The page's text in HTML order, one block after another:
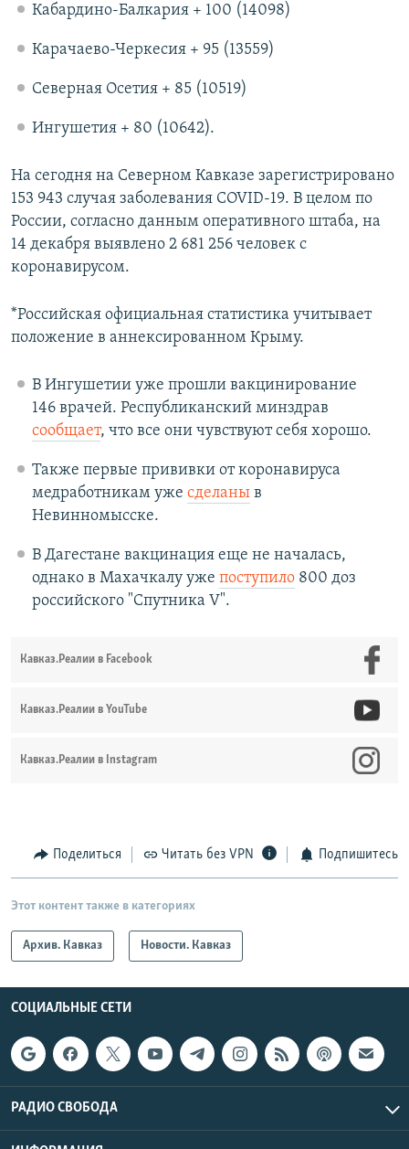
Кабардино-Балкария + 100 (14098)
Карачаево-Черкесия + 95 (13559)
Северная Осетия + 85 (10519)
Ингушетия + 80 (10642).
На сегодня на Северном Кавказе зарегистрировано
153 943 случая заболевания COVID-19. В целом по
России, согласно данным оперативного штаба, на
14 декабря выявлено 2 681 256 человек с
коронавирусом.
*Российская официальная статистика учитывает
положение в аннексированном Крыму.
В Ингушетии уже прошли вакцинирование
146 врачей. Республиканский минздрав
сообщает, что все они чувствуют себя хорошо.
Также первые прививки от коронавируса
медработникам уже сделаныв
Невинномысске.
В Дагестане вакцинация еще не началась,
однако в Махачкалу уже поступило800 доз
российского "Спутника V".
Кавказ.Реалии в Facebook
Кавказ.Реалии в YouTube
Кавказ.Реалии в Instagram
Поделиться Читать без VPN Подпишитесь
Этот контент также в категориях
Архив. Кавказ Новости. Кавказ
СОЦИАЛЬНЫЕ СЕТИ
РАДИО СВОБОДА